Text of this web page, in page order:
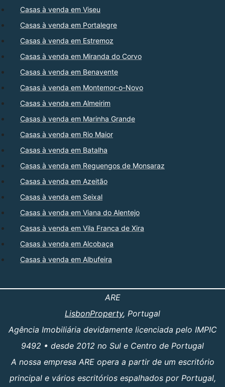
Casas à venda em Viseu
Casas à venda em Portalegre
Casas à venda em Estremoz
Casas à venda em Miranda do Corvo
Casas à venda em Benavente
Casas à venda em Montemor-o-Novo
Casas à venda em Almeirim
Casas à venda em Marinha Grande
Casas à venda em Rio Maior
Casas à venda em Batalha
Casas à venda em Reguengos de Monsaraz
Casas à venda em Azeitão
Casas à venda em Seixal
Casas à venda em Viana do Alentejo
Casas à venda em Vila Franca de Xira
Casas à venda em Alcobaça
Casas à venda em Albufeira
ARE
LisbonProperty, Portugal
Agência Imobiliária devidamente licenciada pelo IMPIC
9492 • desde 2012 no Sul e Centro de Portugal
A nossa empresa ARE opera a partir de um escritório
principal e vários escritórios espalhados por Portugal,